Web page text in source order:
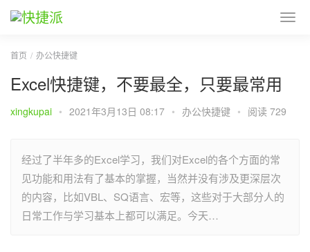
首页 办公快捷键
Excel快捷键，不要最全，只要最常用
xingkupai • 2021年3月13日 08:17 • 办公快捷键 • 阅读 729
经过了半年多的Excel学习，我们对Excel的各个方面的常
见功能和用法有了基本的掌握，当然并没有涉及更深层次
的内容，比如VBL、SQ语言、宏等，这些对于大部分人的
日常工作与学习基本上都可以满足。今天…